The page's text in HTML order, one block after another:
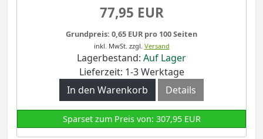
77,95 EUR
Grundpreis: 0,65 EUR pro 100 Seiten
inkl. MwSt. zzgl. Versand
Lagerbestand: Auf Lager
Lieferzeit: 1-3 Werktage
In den Warenkorb
Details
Sparset zum Preis von: 307,95 EUR